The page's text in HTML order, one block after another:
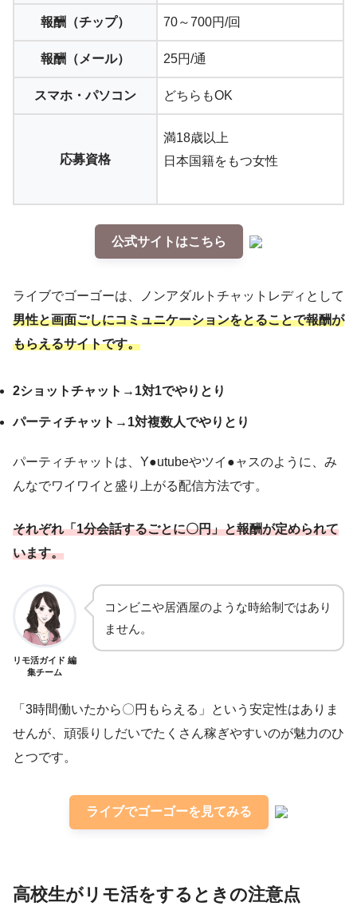
報酬（チップ） 70～700円/回
報酬（メール） 25円/通
スマホ・パソコン どちらもOK
応募資格
満18歳以上
日本国籍をもつ女性
公式サイトはこちら
ライブでゴーゴーは、ノンアダルトチャットレディとして
男性と画面ごしにコミュニケーションをとることで報酬が
もらえるサイトです。
2ショットチャット→1対1でやりとり
パーティチャット→1対複数人でやりとり
パーティチャットは、Y●utubeやツイ●ャスのように、み
んなでワイワイと盛り上がる配信方法です。
それぞれ「1分会話するごとに〇円」と報酬が定められて
います。
リモ活ガイド 編
集チーム
コンビニや居酒屋のような時給制ではあり
ません。
「3時間働いたから〇円もらえる」という安定性はありま
せんが、頑張りしだいでたくさん稼ぎやすいのが魅力のひ
とつです。
ライブでゴーゴーを見てみる
高校生がリモ活をするときの注意点